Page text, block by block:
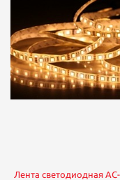
Лента светодиодная